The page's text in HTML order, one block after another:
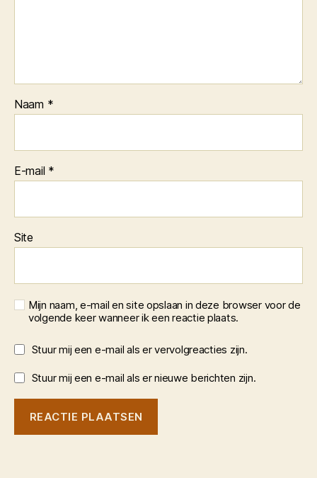
Naam *
E-mail *
Site
Mijn naam, e-mail en site opslaan in deze browser voor de
volgende keer wanneer ik een reactie plaats.
Stuur mij een e-mail als er vervolgreacties zijn.
Stuur mij een e-mail als er nieuwe berichten zijn.